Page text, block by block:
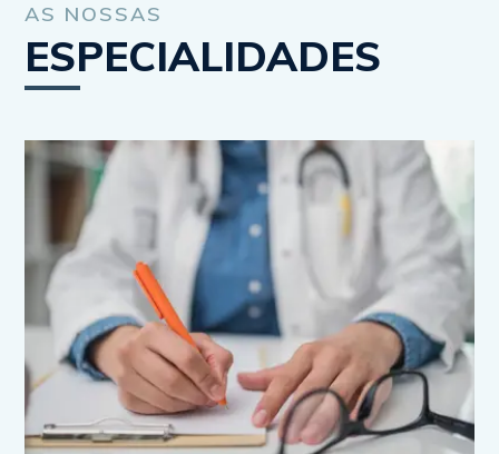
AS NOSSAS
ESPECIALIDADES